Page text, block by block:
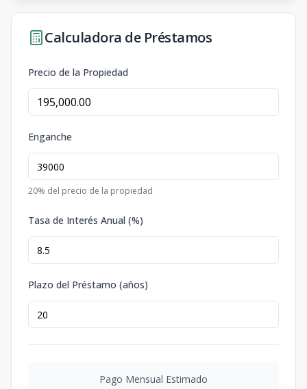
Calculadora de Préstamos
Precio de la Propiedad
Enganche
20% del precio de la propiedad
Tasa de Interés Anual (%)
Plazo del Préstamo (años)
Pago Mensual Estimado